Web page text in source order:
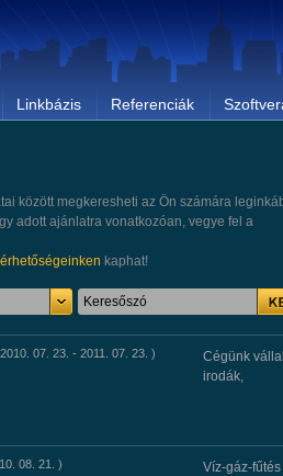
Linkbázis Referenciák
között megkeresheti az Ön számára
adott ajánlatra vonatkozóan, vegye fel a
kaphat!
07. 23. - 2011. 07. 23. )
Cégünk
irodák,
08. 21. )
Víz-gáz-fűtés